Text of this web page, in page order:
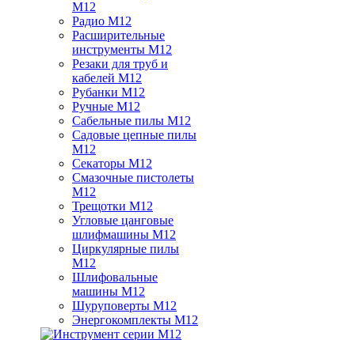
M12
Радио M12
Расширительные
инструменты M12
Резаки для труб и
кабелей M12
Рубанки M12
Ручные M12
Сабельные пилы M12
Садовые цепные пилы
M12
Секаторы M12
Смазочные пистолеты
M12
Трещотки M12
Угловые цанговые
шлифмашины M12
Циркулярные пилы
M12
Шлифовальные
машины M12
Шуруповерты M12
Энергокомплекты M12